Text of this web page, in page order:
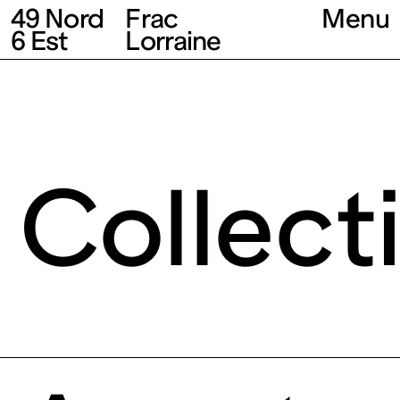
49 Nord
6 Est
Frac
Lorraine
Fonds
d’art
Menu